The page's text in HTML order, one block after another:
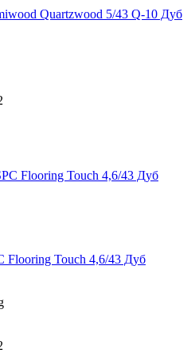
Quartzwood 5/43 Q-10 Дуб
Flooring Touch 4,6/43 Дуб